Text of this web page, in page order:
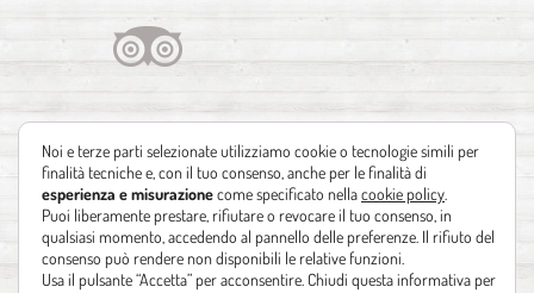
Noi e terze parti selezionate utilizziamo cookie o tecnologie simili per
finalità tecniche e, con il tuo consenso, anche per le finalità di
esperienza e misurazionecome specificato nellacookie policy
Puoi liberamente prestare, rifiutare o revocare il tuo consenso, in
qualsiasi momento, accedendo al pannello delle preferenze. Il rifiuto del
consenso può rendere non disponibili le relative funzioni.
Usa il pulsante “Accetta” per acconsentire. Chiudi questa informativa per